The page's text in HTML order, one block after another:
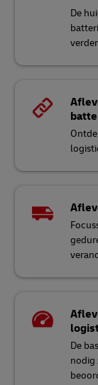
De
De
nodig